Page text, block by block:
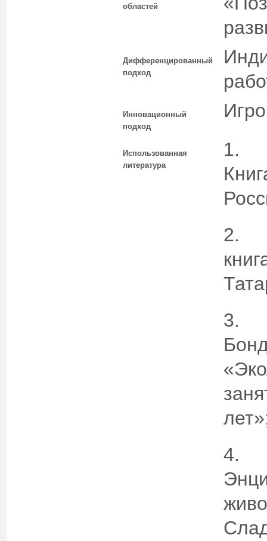
областей
Дифференцированный
подход
Инновационный
подход
Использованная
литература
1.
2.